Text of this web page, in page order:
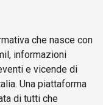
che nasce con
informazioni
e vicende di
Una piattaforma
di tutti che